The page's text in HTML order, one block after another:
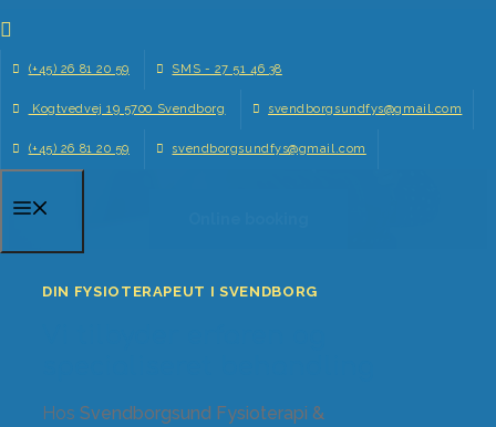
Hop
indhold(+45) 26 81 20 59 SMS - 27 51 46 38
Kogtvedvej 19 5700 Svendborg svendborgsundfys@gmail.com
(+45) 26 81 20 59 svendborgsundfys@gmail.com
Veletableret fysioterapi
med træningscenter
DIN FYSIOTERAPEUT I SVENDBORG
Hos Svendborgsund Fysioterapi &